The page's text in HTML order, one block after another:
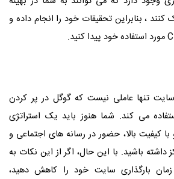
، بنابراین تحقیقات خود را انجام داده و
مورد استفاده خود پیدا کنید.
تنها عاملی نیست که گوگل در پر کردن
می کند. شما هنوز باید یک استراتژی
با کیفیت بالا، حضور در رسانه های اجتماعی و
داشته باشید. با این حال، اگر از این نکات به
بارگذاری سایت خود را کاهش دهید،